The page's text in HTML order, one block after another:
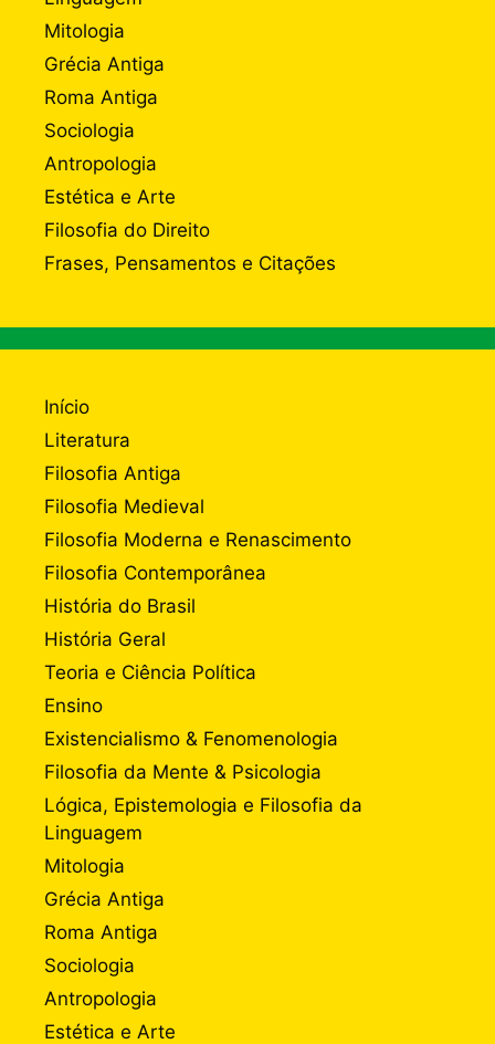
Mitologia
Grécia Antiga
Roma Antiga
Sociologia
Antropologia
Estética e Arte
Filosofia do Direito
Frases, Pensamentos e Citações
Início
Literatura
Filosofia Antiga
Filosofia Medieval
Filosofia Moderna e Renascimento
Filosofia Contemporânea
História do Brasil
História Geral
Teoria e Ciência Política
Ensino
Existencialismo & Fenomenologia
Filosofia da Mente & Psicologia
Lógica, Epistemologia e Filosofia da
Linguagem
Mitologia
Grécia Antiga
Roma Antiga
Sociologia
Antropologia
Estética e Arte